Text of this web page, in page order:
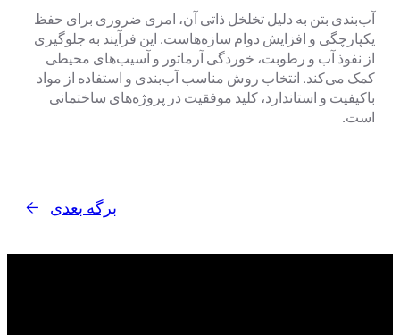
آب‌بندی بتن به دلیل تخلخل ذاتی آن، امری ضروری برای حفظ
یکپارچگی و افزایش دوام سازه‌هاست. این فرآیند به جلوگیری
از نفوذ آب و رطوبت، خوردگی آرماتور و آسیب‌های محیطی
کمک می‌کند. انتخاب روش مناسب آب‌بندی و استفاده از مواد
باکیفیت و استاندارد، کلید موفقیت در پروژه‌های ساختمانی
است.
برگه بعدی →